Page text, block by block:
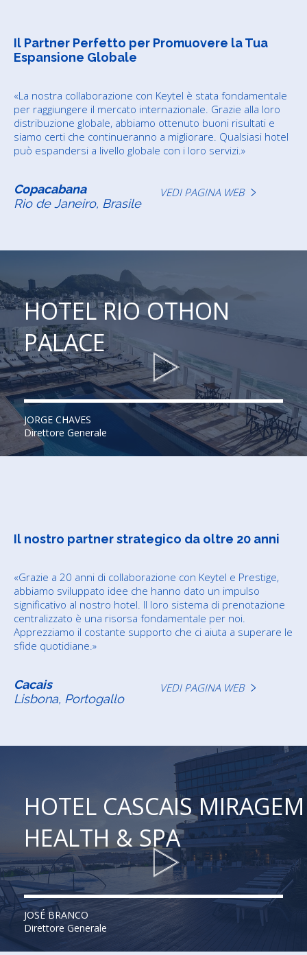
HOTEL RIO OTHON
PALACE
JORGE CHAVES
Direttore Generale
Il Partner Perfetto per Promuovere la Tua
Espansione Globale
«La nostra collaborazione con Keytel è stata fondamentale
per raggiungere il mercato internazionale. Grazie alla loro
distribuzione globale, abbiamo ottenuto buoni risultati e
siamo certi che continueranno a migliorare. Qualsiasi hotel
può espandersi a livello globale con i loro servizi.»
Copacabana
Rio de Janeiro, Brasile
VEDI PAGINA WEB
HOTEL CASCAIS MIRAGEM
HEALTH & SPA
JOSÉ BRANCO
Direttore Generale
Il nostro partner strategico da oltre 20 anni
«Grazie a 20 anni di collaborazione con Keytel e Prestige,
abbiamo sviluppato idee che hanno dato un impulso
significativo al nostro hotel. Il loro sistema di prenotazione
centralizzato è una risorsa fondamentale per noi.
Apprezziamo il costante supporto che ci aiuta a superare le
sfide quotidiane.»
Cacais
Lisbona, Portogallo
VEDI PAGINA WEB